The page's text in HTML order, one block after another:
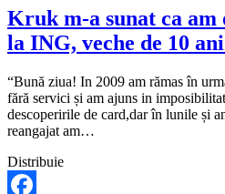
Kruk m-a sunat ca
la ING, veche de 10
“Bună ziua! In 2009 am rămas în
fără servici și am ajuns in
descoperirile de card,dar în lunile și
reangajat am…
Distribuie